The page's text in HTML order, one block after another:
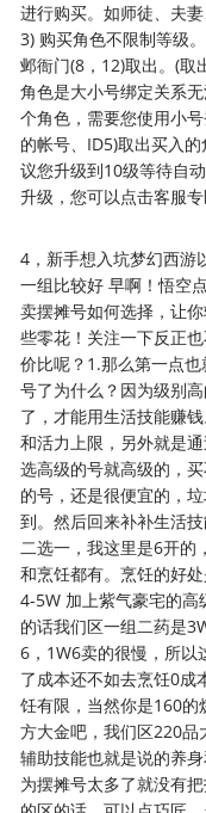
进行购买。如师徒、夫
3) 购买角色不限制等级
邺衙门(8，12)取出。(取
角色是大小号绑定关系
个角色，需要您使用小
的帐号、ID5)取出买入
议您升级到10级等待自
升级，您可以点击客服专
4，新手想入坑梦幻西游以赚钱为目的是直接买一组号还是自己练一组比较好 早啊！悟空点关注不迷路，专业老玩家教你五开赚钱倒卖摆摊号如何选择，让你轻松办公室之余还可以赚取梦幻摆摊的一些零花！关注一下反正也不吃亏。那么摆摊号究竟选哪个才最有性价比呢？1.那么第一点也就是最重要的一点就是选择一个级别高的号了为什么？因为级别高的号活力和体力就高，只有活力体力高了，才能用生活技能赚钱。我们都知道每升一级会提高5点的体力和活力上限，另外就是通过健身和养身之道提升体力上限。所以能选高级的号就高级的，买不起175或155的号可以选个145的为飞升的号，还是很便宜的，垃圾的号可能CBG大概300左右多也能买到。然后回来补补生活技能。2.生活技能问题。首先烹饪是和炼药二选一，我这里是6开的，155号学的140炼药，其他号分别是炼药和烹饪都有。烹饪的好处是出了120--140品质的豆斋一个我们区是4-5W 加上紫气豪宅的高级烹饪可以出双份还是很爽的，置于炼药的话我们区一组二药是3W6市场价，一个三药摆摊也就1W4-1W6，1W6卖的很慢，所以这样综合下来要是炼药再失败几次就增加了成本还不如去烹饪0成本还能赌一赌双份的几率。所以我推荐烹饪有限，当然你是160的炼药的话，那还是多选几个门派然后等秘方大金吧，我们区220品大金是25-30W，利润爆炸啊！3.辅助技能辅助技能也就是说的养身和健身了，这里我的技能是比较低的，因为摆摊号太多了就没有把技能点上去，补充，如果你们区是三年内的区的话，可以点巧匠，当时我就是靠卖家具卫生的，记得那会我们区家具2家都是4W5最低最高是5W5 而且选择上午10--12点，晚上8--10点卖的特别快，利润是很可观的。再其次就是对摆摊账号里面放的产品的选择了，首选卖胚子，选个比较红的区倒卖胚子是一件很舒服的事情，因为胚子这种东西不是刚需品，但只要有老板在炼妖你的产品就可以卖得出去。位置的话我会推荐选择完美的老地方建业飞机场，胚子都卖D5的胚子，如果你发现生意特别好的话也可以买一只。有关于摆摊号的分享就到这里了，有更多的关于摆摊号的推荐可以留言在评论区互动，点关注不迷路！专业游戏问答达人教你五开摆摊赚钱。早啊！悟空点关注不迷路，专业老玩家教你五开赚钱倒卖摆摊号如何选择，让你轻松办公室之余还可以赚取梦幻摆摊的一些零花！关注一下反正也不吃亏。那么摆摊号究竟选哪个才最有性价比呢？1.那么第一点也就是最重要的一点就是选择一个级别高的号了为什么？因为级别高的号活力和体力就高，只有活力体力高了，才能用生活技能赚钱。我们都知道每升一级会提高5点的体力和活力上限，另外就是通过健身和养身之道提升体力上限。所以能选高级的号就高级的，买不起175或155的号可以选个145的为飞升的号，还是很便宜的，垃圾的号可能CBG大概300左右多也能买到。然后回来补补生活技能。2.生活技能问题。首先烹饪是和炼药二选一，我这里是6开的，155号学的140炼药，其他号分别是炼药和烹饪都有。烹饪的好处是出了120--140品质的豆斋一个我们区是4-5W 加上紫气豪宅的高级烹饪可以出双份还是很爽的，置于炼药的话我们区一组二药是3W6市场价，一个三药摆摊也就1W4-1W6，1W6卖的很慢，所以这样综合下来要是炼药再失败几次就增加了成本还不如去烹饪0成本还能赌一赌双份的几率。所以我推荐烹饪有限，当然你是160的炼药的话，那还是多选几个门派然后等秘方大金吧，我们区220品大金是25-30W，利润爆炸啊！3.辅助技能辅助技能也就是说的养身和健身了，这里我的技能是比较低的，因为摆摊号太多了就没有把技能点上去，补充，如果你们区是三年内的区的话，可以点巧匠，当时我就是靠卖家具卫生的，记得那会我们区家具2家都是4W5最低最高是5W5 而且选择上午10--12点，晚上8--10点卖的特别快，利润是很可观的。再其次就是对摆摊账号里面放的产品的选择了，首选卖胚子，选个比较红的区倒卖胚子是一件很舒服的事情，因为胚子这种东西不是刚需品，但只要有老板在炼妖你的产品就可以卖得出去。位置的话我会推荐选择完美的老地方建业飞机场，胚子都卖D5的胚子，如果你发现生意特别好的话也可以买一只。有关于摆摊号的分享就到这里了，有更多的关于摆摊号的推荐可以留言在评论区互动，点关注不迷路！专业游戏问答达人教你五开摆摊赚钱。梦幻西游摆摊号怎么选择？本大妈来分析一波。我们都知道梦幻西游角色30级就可以摆摊了。如果手里没有摆摊号，又想摆摊卖东西，可以临时练一个30级的小号去摆摊。目前梦幻对新人还是比较友好的，小号从0级到30级几个小时就足够了。但是30级小号摆摊，只能应急用一下，不是长久之计，因为梦幻西游是一个收点卡的游戏，30级小号没有任何回复点卡的能力，摆摊一小时要6毛钱，时间长了也是一笔开销。如果考虑回点卡的摆摊号的话，大妈推荐几种方案，各位看官按各自钱包厚度去选择吧。最好的摆摊号当然是186临时符号。买个175级卖符号，等级高体活回复快，在一些临时符好卖的区基本能保点卡。这样的话相当于不用点卡免费摆摊了。如果手里银子有限，搞不起卖符号，可以搞个140烹饪炼药号。活力用来炼药做烹饪。这里首推炼药，实践证明三药比烹饪卖的快，而且烹饪如果做出垃圾烹饪也是白白浪费活力。除非你有时间和精力去搞百岁海马。如果银子还是缺少，就随便买个号，然后把家具技能点到40级。家具技能学到40级不用去帮派，在长安紫衣盗那里就可以学习了。40级的家具技能，可以做大部分的一级家具，体力活力都能处理掉。不过家具的销售速度较三药要慢一些，而且出图纸完全看脸，所以作为最后推荐。我是玩游戏的中年妇女，感谢您的阅读和关注！早啊！悟空点关注不迷路，专业老玩家教你五开赚钱倒卖摆摊号如何选择，让你轻松办公室之余还可以赚取梦幻摆摊的一些零花！关注一下反正也不吃亏。那么摆摊号究竟选哪个才最有性价比呢？1.那么第一点也就是最重要的一点就是选择一个级别高的号了为什么？因为级别高的号活力和体力就高，只有活力体力高了，才能用生活技能赚钱。我们都知道每升一级会提高5点的体力和活力上限，另外就是通过健身和养身之道提升体力上限。所以能选高级的号就高级的，买不起175或155的号可以选个145的为飞升的号，还是很便宜的，垃圾的号可能CBG大概300左右多也能买到。然后回来补补生活技能。2.生活技能问题。首先烹饪是和炼药二选一，我这里是6开的，155号学的140炼药，其他号分别是炼药和烹饪都有。烹饪的好处是出了120--140品质的豆斋一个我们区是4-5W 加上紫气豪宅的高级烹饪可以出双份还是很爽的，置于炼药的话我们区一组二药是3W6市场价，一个三药摆摊也就1W4-1W6，1W6卖的很慢，所以这样综合下来要是炼药再失败几次就增加了成本还不如去烹饪0成本还能赌一赌双份的几率。所以我推荐烹饪有限，当然你是160的炼药的话，那还是多选几个门派然后等秘方大金吧，我们区220品大金是25-30W，利润爆炸啊！3.辅助技能辅助技能也就是说的养身和健身了，这里我的技能是比较低的，因为摆摊号太多了就没有把技能点上去，补充，如果你们区是三年内的区的话，可以点巧匠，当时我就是靠卖家具卫生的，记得那会我们区家具2家都是4W5最低最高是5W5 而且选择上午10--12点，晚上8--10点卖的特别快，利润是很可观的。再其次就是对摆摊账号里面放的产品的选择了，首选卖胚子，选个比较红的区倒卖胚子是一件很舒服的事情，因为胚子这种东西不是刚需品，但只要有老板在炼妖你的产品就可以卖得出去。位置的话我会推荐选择完美的老地方建业飞机场，胚子都卖D5的胚子，如果你发现生意特别好的话也可以买一只。有关于摆摊号的分享就到这里了，有更多的关于摆摊号的推荐可以留言在评论区互动，点关注不迷路！专业游戏问答达人教你五开摆摊赚钱。梦幻西游摆摊号怎么选择？本大妈来分析一波。我们都知道梦幻西游角色30级就可以摆摊了。如果手里没有摆摊号，又想摆摊卖东西，可以临时练一个30级的小号去摆摊。目前梦幻对新人还是比较友好的，小号从0级到30级几个小时就足够了。但是30级小号摆摊，只能应急用一下，不是长久之计，因为梦幻西游是一个收点卡的游戏，30级小号没有任何回复点卡的能力，摆摊一小时要6毛钱，时间长了也是一笔开销。如果考虑回点卡的摆摊号的话，大妈推荐几种方案，各位看官按各自钱包厚度去选择吧。最好的摆摊号当然是186临时符号。买个175级卖符号，等级高体活回复快，在一些临时符好卖的区基本能保点卡。这样的话相当于不用点卡免费摆摊了。如果手里银子有限，搞不起卖符号，可以搞个140烹饪炼药号。活力用来炼药做烹饪。这里首推炼药，实践证明三药比烹饪卖的快，而且烹饪如果做出垃圾烹饪也是白白浪费活力。除非你有时间和精力去搞百岁海马。如果银子还是缺少，就随便买个号，然后把家具技能点到40级。家具技能学到40级不用去帮派，在长安紫衣盗那里就可以学习了。40级的家具技能，可以做大部分的一级家具，体力活力都能处理掉。不过家具的销售速度较三药要慢一些，而且出图纸完全看脸，所以作为最后推荐。我是玩游戏的中年妇女，感谢您的阅读和关注！感谢邀请，我是梧桐，还望多多关注《梦幻西游》可以说稳坐国产游戏的